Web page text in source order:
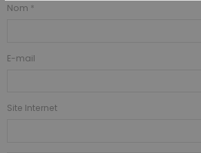
Nom
E-mail
Site Internet